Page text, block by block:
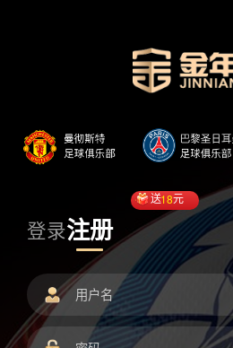
登录注册
送18元